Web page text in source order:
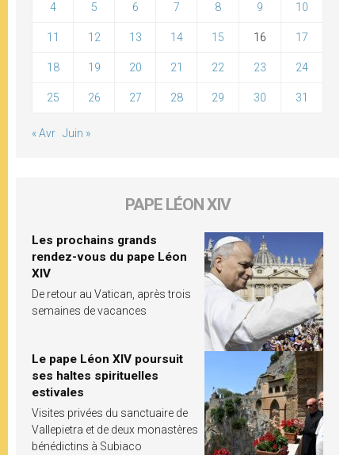
4 5 6 7 8 9 10
11 12 13 14 15 16 17
18 19 20 21 22 23 24
25 26 27 28 29 30 31
« Avr Juin »
PAPE LÉON XIV
Les prochains grands
rendez-vous du pape Léon
XIV
De retour au Vatican, après trois
semaines de vacances
Le pape Léon XIV poursuit
ses haltes spirituelles
estivales
Visites privées du sanctuaire de
Vallepietra et de deux monastères
bénédictins à Subiaco